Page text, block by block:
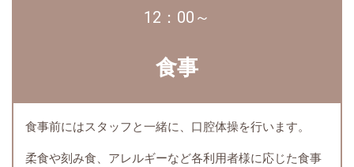
12：00～
食事
食事前にはスタッフと一緒に、口腔体操を行います。
柔食や刻み食、アレルギーなど各利用者様に応じた食事